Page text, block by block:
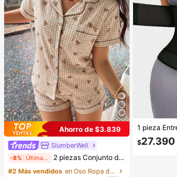
Ahorro de $3.839
SlumberWell
-8% 2 piezas Conjunto de pijama cómodo con estampado de oso de peluche a cuadros, top de manga corta con cuello y bolsillo, shorts con lazo, ropa de dormir y de casa para mujer para todas las estaciones, lindo
#2 Más vendidos
en Oso Ropa de dormir para mujer
$27.390